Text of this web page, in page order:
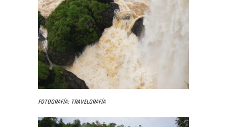
Fotografía: Travelgrafía